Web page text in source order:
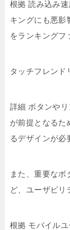
根拠 読み込み
キングにも悪影
をランキングフ
タッチフレン
詳細 ボタンや
が前提となるた
るデザインが必
また、重要なボ
ど、ユーザビリ
根拠 モバイル